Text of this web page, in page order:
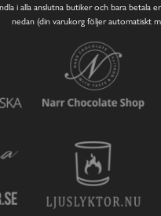
i alla anslutna butiker och bara betala
nedan (din varukorg följer automatiskt